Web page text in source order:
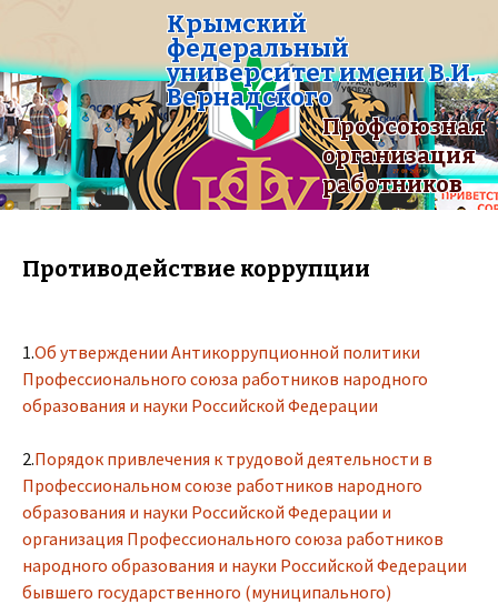
Крымский
федеральный
университет имени В.И.
Вернадского
Профсоюзная
организация
работников
Противодействие коррупции
1.Об утверждении Антикоррупционной политики
Профессионального союза работников народного
образования и науки Российской Федерации
2.Порядок привлечения к трудовой деятельности в
Профессиональном союзе работников народного
образования и науки Российской Федерации и
организация Профессионального союза работников
народного образования и науки Российской Федерации
бывшего государственного (муниципального)